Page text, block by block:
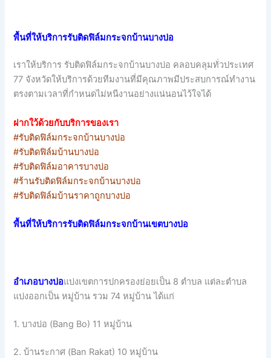
พื้นที่ให้บริการรับติดฟิล์มกระจกบ้านบางบ่อ
เราให้บริการ รับติดฟิล์มกระจกบ้านบางบ่อ คลอบคลุมทั่วประเทศ
77 จังหวัดให้บริการด้วยทีมงานที่มีคุณภาพมีประสบการณ์ทำงาน
ตรงตามเวลาที่กำหนดไม่หนีงานอย่างแน่นอนไว้ใจได้
ฝากใว้ด้วยกับบริการของเรา
#รับติดฟิล์มกระจกบ้านบางบ่อ
#รับติดฟิล์มบ้านบางบ่อ
#รับติดฟิล์มอาคารบางบ่อ
#ร้านรับติดฟิล์มกระจกบ้านบางบ่อ
#รับติดฟิล์มบ้านราคาถูกบางบ่อ
พื้นที่ให้บริการรับติดฟิล์มกระจกบ้านเขตบางบ่อ
อำเภอบางบ่อแบ่งเขตการปกครองย่อยเป็น 8 ตำบล แต่ละตำบล
แบ่งออกเป็น หมู่บ้าน รวม 74 หมู่บ้าน ได้แก่
1. บางบ่อ (Bang Bo) 11 หมู่บ้าน
2. บ้านระกาศ (Ban Rakat) 10 หมู่บ้าน